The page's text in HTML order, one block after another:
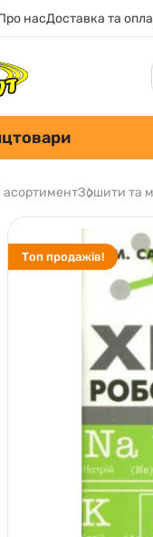
насДоставка та
асортиментЗошити та
Топ продажів!